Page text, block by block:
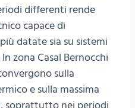
differenti rende
capace di
datate sia su sistemi
zona Casal Bernocchi
sulla
e sulla massima